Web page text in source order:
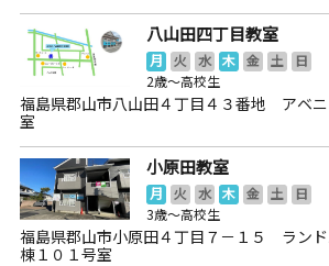
八山田四丁目教室
月 火 水 木 金 土
日
2歳～高校生
福島県郡山市八山田４丁目４３番地 アベ
室
小原田教室
月 火 水 木 金 土
日
3歳～高校生
福島県郡山市小原田４丁目７－１５ ランド
棟１０１号室